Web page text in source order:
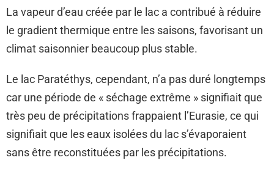
La vapeur d’eau créée par le lac a contribué à réduire
le gradient thermique entre les saisons, favorisant un
climat saisonnier beaucoup plus stable.
Le lac Paratéthys, cependant, n’a pas duré longtemps
car une période de « séchage extrême » signifiait que
très peu de précipitations frappaient l’Eurasie, ce qui
signifiait que les eaux isolées du lac s’évaporaient
sans être reconstituées par les précipitations.